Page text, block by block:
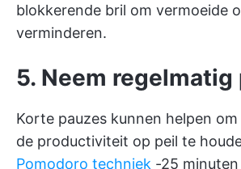
blokkerende bril om vermoeide
verminderen.
5. Neem regelmatig
Korte pauzes kunnen helpen
de productiviteit op peil te
Pomodoro techniek -25